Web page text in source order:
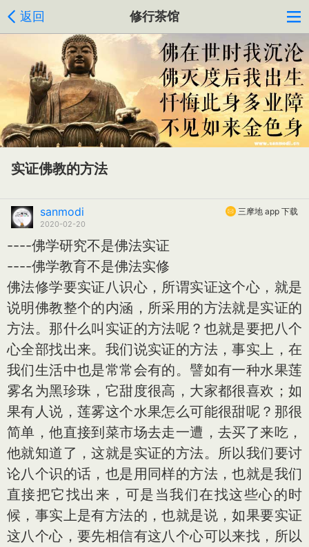
返回 修行茶馆
实证佛教的方法
三摩地 app 下载
sanmodi
2020-02-20
----佛学研究不是佛法实证
----佛学教育不是佛法实修
佛法修学要实证八识心，所谓实证这个心，就是
说明佛教整个的内涵，所采用的方法就是实证的
方法。那什么叫实证的方法呢？也就是要把八个
心全部找出来。我们说实证的方法，事实上，在
我们生活中也是常常会有的。譬如有一种水果莲
雾名为黑珍珠，它甜度很高，大家都很喜欢；如
果有人说，莲雾这个水果怎么可能很甜呢？那很
简单，他直接到菜市场去走一遭，去买了来吃，
他就知道了，这就是实证的方法。所以我们要讨
论八个识的话，也是用同样的方法，也就是我们
直接把它找出来，可是当我们在找这些心的时
候，事实上是有方法的，也就是说，如果要实证
这八个心，要先相信有这八个心可以来找，所以